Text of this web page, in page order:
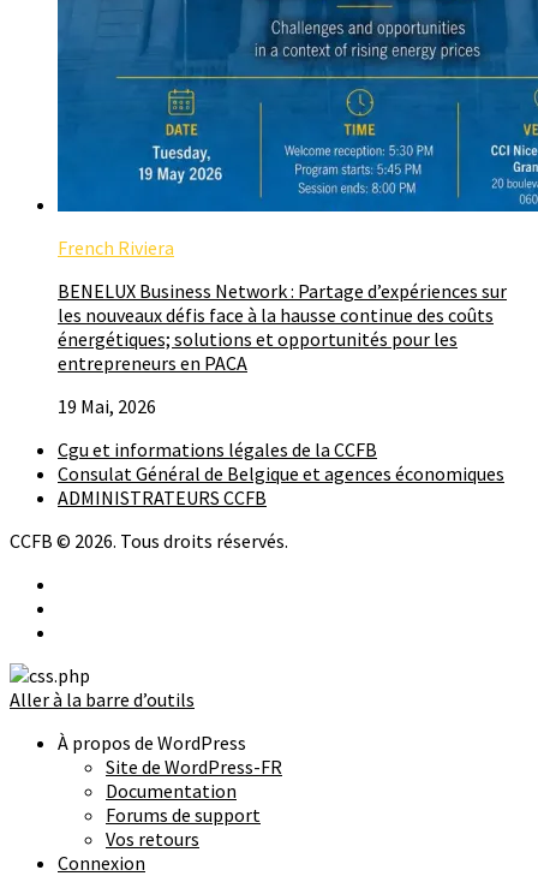
French Riviera
BENELUX Business Network : Partage d’expériences sur
les nouveaux défis face à la hausse continue des coûts
énergétiques; solutions et opportunités pour les
entrepreneurs en PACA
19 Mai, 2026
Cgu et informations légales de la CCFB
Consulat Général de Belgique et agences économiques
ADMINISTRATEURS CCFB
CCFB © 2026. Tous droits réservés.
Aller à la barre d’outils
À propos de WordPress
Site de WordPress-FR
Documentation
Forums de support
Vos retours
Connexion